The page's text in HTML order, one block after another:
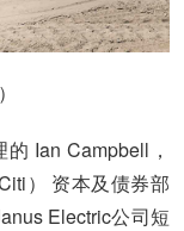
Ian Campbell，
） 资本及债券部
Electric公司短